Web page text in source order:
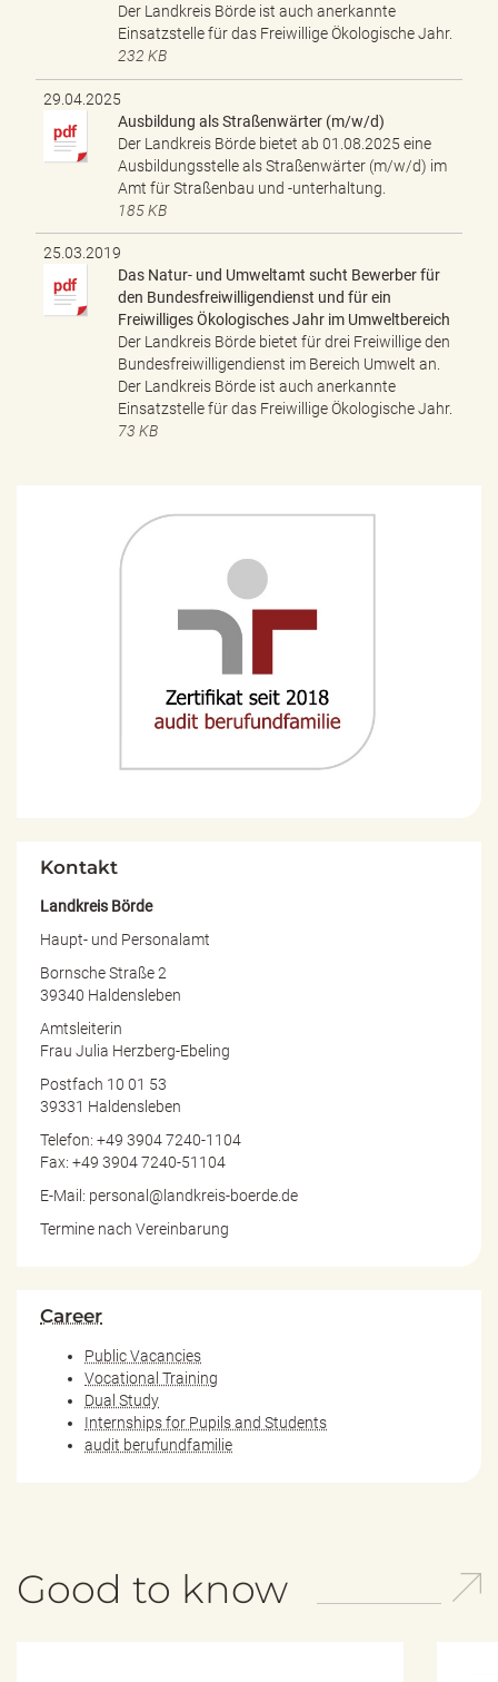
Der Landkreis Börde ist auch anerkannte
Einsatzstelle für das Freiwillige Ökologische Jahr.
232 KB
29.04.2025
Ausbildung als Straßenwärter (m/w/d)
Der Landkreis Börde bietet ab 01.08.2025 eine
Ausbildungsstelle als Straßenwärter (m/w/d) im
Amt für Straßenbau und -unterhaltung.
185 KB
25.03.2019
Das Natur- und Umweltamt sucht Bewerber für
den Bundesfreiwilligendienst und für ein
Freiwilliges Ökologisches Jahr im Umweltbereich
Der Landkreis Börde bietet für drei Freiwillige den
Bundesfreiwilligendienst im Bereich Umwelt an.
Der Landkreis Börde ist auch anerkannte
Einsatzstelle für das Freiwillige Ökologische Jahr.
73 KB
Kontakt
Landkreis Börde
Haupt- und Personalamt
Bornsche Straße 2
39340 Haldensleben
Amtsleiterin
Frau Julia Herzberg-Ebeling
Postfach 10 01 53
39331 Haldensleben
Telefon: +49 3904 7240-1104
Fax: +49 3904 7240-51104
E-Mail: personal@landkreis-boerde.de
Termine nach Vereinbarung
Career
Public Vacancies
Vocational Training
Dual Study
Internships for Pupils and Students
audit berufundfamilie
Good to know